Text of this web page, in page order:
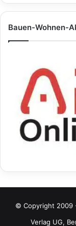
Bauen-Wohnen-
© Copyright 2009
Verlag UG,